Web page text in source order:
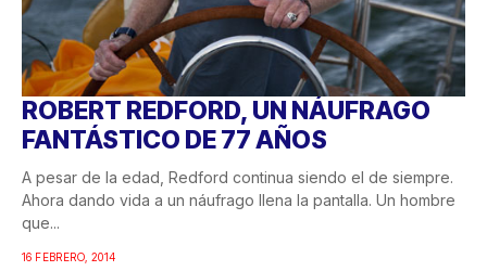
ROBERT REDFORD, UN NÁUFRAGO
FANTÁSTICO DE 77 AÑOS
A pesar de la edad, Redford continua siendo el de siempre.
Ahora dando vida a un náufrago llena la pantalla. Un hombre
que...
16 FEBRERO, 2014